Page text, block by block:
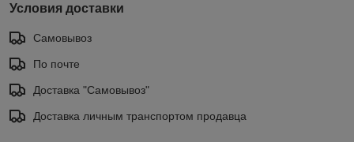
Условия доставки
Самовывоз
По почте
Доставка "Самовывоз"
Доставка личным транспортом продавца